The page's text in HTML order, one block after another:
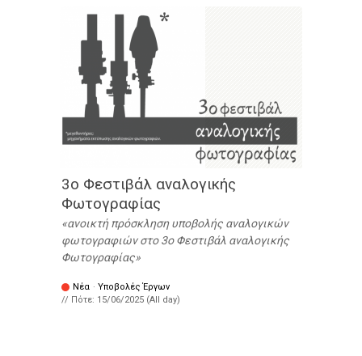
3o Φεστιβάλ αναλογικής
Φωτογραφίας
ανοικτή πρόσκληση υποβολής αναλογικών
φωτογραφιών στο 3o Φεστιβάλ αναλογικής
Φωτογραφίας
Νέα · Υποβολές Έργων
// Πότε: 15/06/2025 (All day)